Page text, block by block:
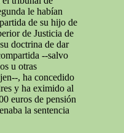
le habían
de su hijo de
de Justicia de
doctrina de dar
--salvo
u otras
, ha concedido
y ha eximido al
euros de pensión
la sentencia